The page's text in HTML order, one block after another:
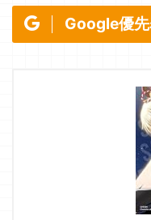
Google優先